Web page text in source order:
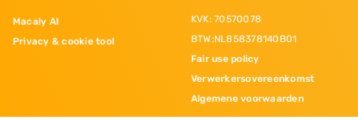
Macaly AI
Privacy & cookie tool
KVK: 70570078
BTW:NL858378140B01
Fair use policy
Verwerkersovereenkomst
Algemene voorwaarden